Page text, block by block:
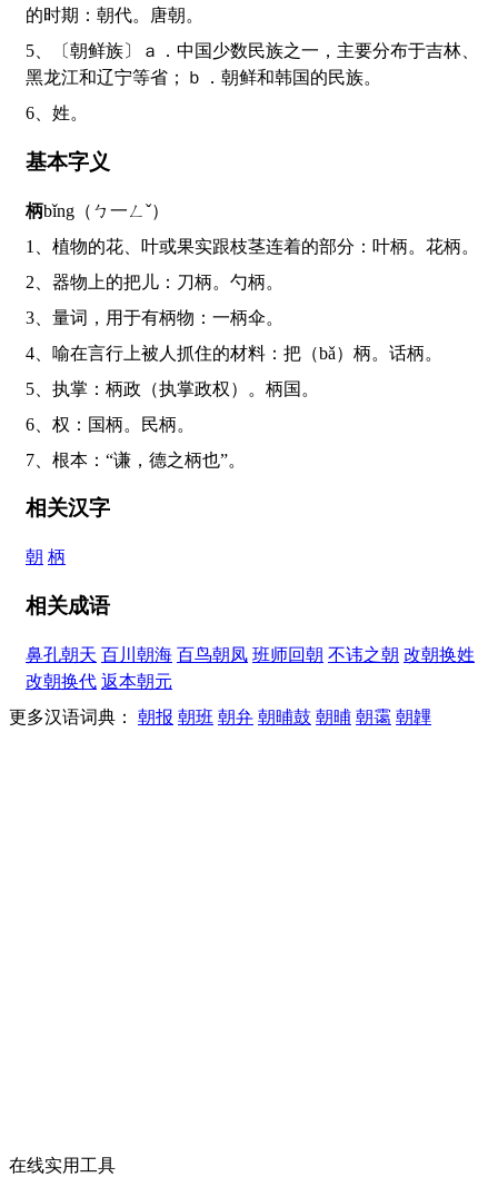
的时期：朝代。唐朝。
5、〔朝鲜族〕ａ．中国少数民族之一，主要分布于吉林、
黑龙江和辽宁等省；ｂ．朝鲜和韩国的民族。
6、姓。
基本字义
柄bǐng（ㄅ一ㄥˇ）
1、植物的花、叶或果实跟枝茎连着的部分：叶柄。花柄。
2、器物上的把儿：刀柄。勺柄。
3、量词，用于有柄物：一柄伞。
4、喻在言行上被人抓住的材料：把（bǎ）柄。话柄。
5、执掌：柄政（执掌政权）。柄国。
6、权：国柄。民柄。
7、根本：“谦，德之柄也”。
相关汉字
朝 柄
相关成语
鼻孔朝天 百川朝海 百鸟朝凤 班师回朝 不讳之朝 改朝换姓
改朝换代 返本朝元
更多汉语词典： 朝报 朝班 朝弁 朝晡鼓 朝晡 朝霭 朝韠
在线实用工具